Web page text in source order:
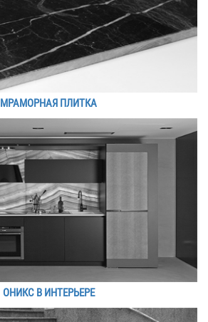
МРАМОРНАЯ ПЛИТКА
ОНИКС В ИНТЕРЬЕРЕ